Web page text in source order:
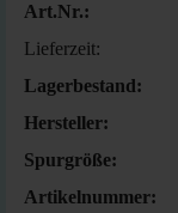
Art.Nr.:
Lieferzeit:
Lagerbestand:
Hersteller:
Spurgröße:
Artikelnummer: